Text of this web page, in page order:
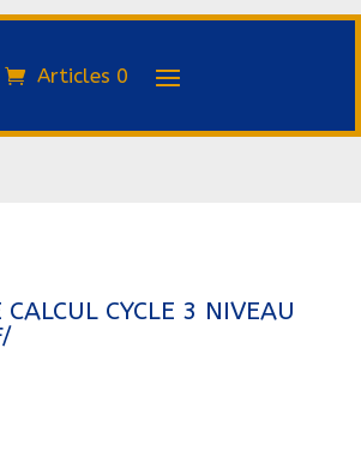
Articles 0
CALCUL CYCLE 3 NIVEAU